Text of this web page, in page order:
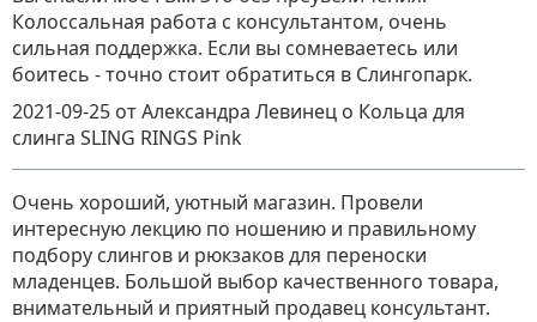
Колоссальная работа с консультантом, очень
сильная поддержка. Если вы сомневаетесь или
боитесь - точно стоит обратиться в Слингопарк.
2021-09-25 от Александра Левинец о Кольца для
слинга SLING RINGS Pink
Очень хороший, уютный магазин. Провели
интересную лекцию по ношению и правильному
подбору слингов и рюкзаков для переноски
младенцев. Большой выбор качественного товара,
внимательный и приятный продавец консультант.